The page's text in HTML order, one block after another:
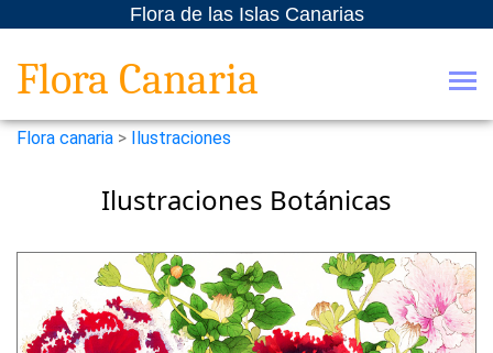
Flora de las Islas Canarias
Flora Canaria
Flora canaria > Ilustraciones
Ilustraciones Botánicas